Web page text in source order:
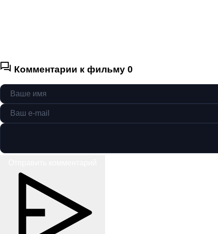
Комментарии к фильму 0